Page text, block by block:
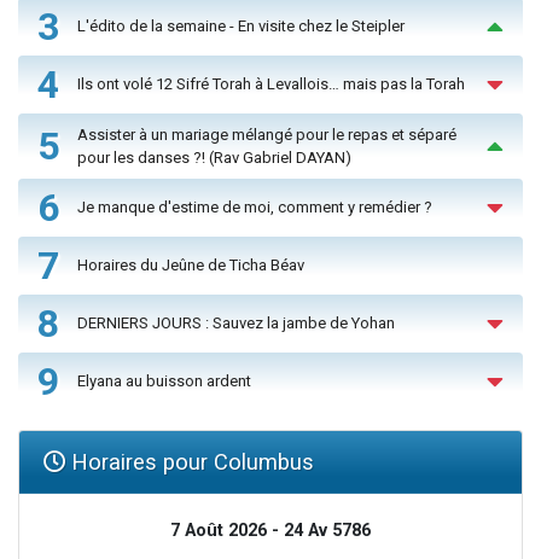
3 L'édito de la semaine - En visite chez le Steipler
4 Ils ont volé 12 Sifré Torah à Levallois… mais pas la Torah
5
Assister à un mariage mélangé pour le repas et séparé
pour les danses ?! (Rav Gabriel DAYAN)
6 Je manque d'estime de moi, comment y remédier ?
7 Horaires du Jeûne de Ticha Béav
8 DERNIERS JOURS : Sauvez la jambe de Yohan
9 Elyana au buisson ardent
Horaires pour Columbus
7 Août 2026 - 24 Av 5786